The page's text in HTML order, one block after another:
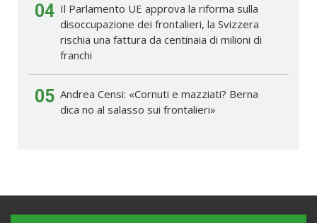
04 Il Parlamento UE approva la riforma sulla
disoccupazione dei frontalieri, la Svizzera
rischia una fattura da centinaia di milioni di
franchi
05 Andrea Censi: «Cornuti e mazziati? Berna
dica no al salasso sui frontalieri»